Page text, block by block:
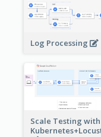
Log Processing
Scale Testing with